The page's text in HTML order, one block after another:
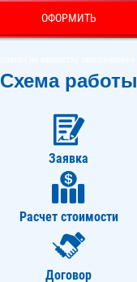
ОФОРМИТЬ
Схема работы
Заявка
Расчет стоимости
Договор